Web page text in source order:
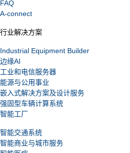
FAQ
A-connect
行业解决方案
Industrial Equipment Builder
边缘AI
工业和电信服务器
能源与公用事业
嵌入式解决方案及设计服务
强固型车辆计算系统
智能工厂
智能交通系统
智能商业与城市服务